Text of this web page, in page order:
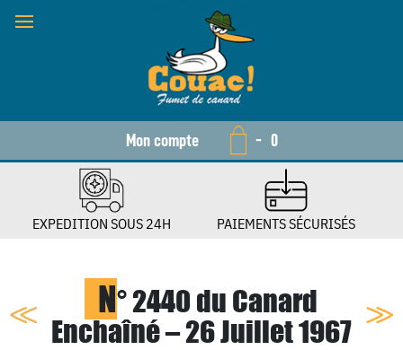
Mon compte - 0
EXPEDITION SOUS 24H PAIEMENTS SÉCURISÉS
N° 2440 du Canard
Enchaîné – 26 Juillet 1967